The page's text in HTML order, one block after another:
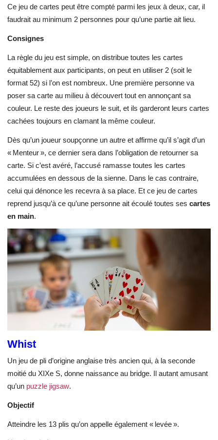
Ce jeu de cartes peut être compté parmi les jeux à deux, car, il
faudrait au minimum 2 personnes pour qu’une partie ait lieu.
Consignes
La règle du jeu est simple, on distribue toutes les cartes
équitablement aux participants, on peut en utiliser 2 (soit le
format 52) si l’on est nombreux. Une première personne va
poser sa carte au milieu à découvert tout en annonçant sa
couleur. Le reste des joueurs le suit, et ils garderont leurs cartes
cachées toujours en clamant la même couleur.
Dès qu’un joueur soupçonne un autre et affirme qu’il s’agit d’un
« Menteur », ce dernier sera dans l’obligation de retourner sa
carte. Si c’est avéré, l’accusé ramasse toutes les cartes
accumulées en dessous de la sienne. Dans le cas contraire,
celui qui dénonce les recevra à sa place. Et ce jeu de cartes
reprend jusqu’à ce qu’une personne ait écoulé toutes ses cartes
en main.
Whist
Un jeu de pli d’origine anglaise très ancien qui, à la seconde
moitié du XIXe S, donne naissance au bridge. Il autant amusant
qu’un puzzle jigsaw.
Objectif
Atteindre les 13 plis qu’on appelle également « levée ».